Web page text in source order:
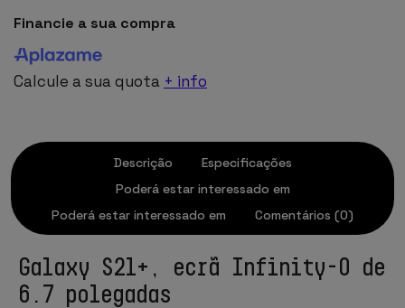
Financie a sua compra
Calcule a sua quota + info
Descrição
Especificações
Poderá estar interessado em
Poderá estar interessado em
Comentários (0)
Galaxy S21+, ecrã Infinity-O de
6.7 polegadas